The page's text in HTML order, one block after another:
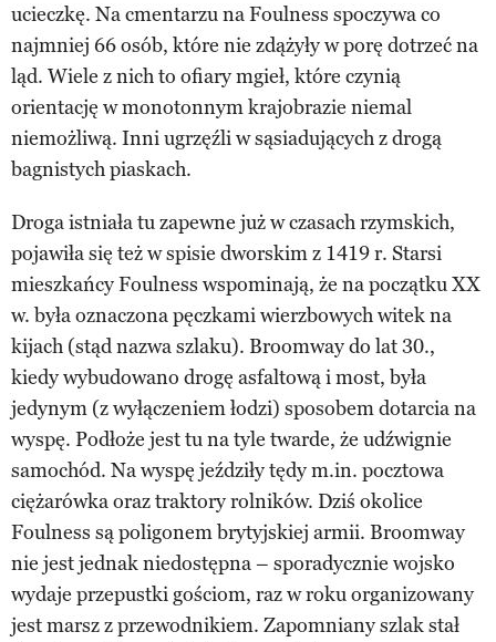
ucieczkę. Na cmentarzu na Foulness spoczywa co
najmniej 66 osób, które nie zdążyły w porę dotrzeć na
ląd. Wiele z nich to ofiary mgieł, które czynią
orientację w monotonnym krajobrazie niemal
niemożliwą. Inni ugrzęźli w sąsiadujących z drogą
bagnistych piaskach.
Droga istniała tu zapewne już w czasach rzymskich,
pojawiła się też w spisie dworskim z 1419 r. Starsi
mieszkańcy Foulness wspominają, że na początku XX
w. była oznaczona pęczkami wierzbowych witek na
kijach (stąd nazwa szlaku). Broomway do lat 30.,
kiedy wybudowano drogę asfaltową i most, była
jedynym (z wyłączeniem łodzi) sposobem dotarcia na
wyspę. Podłoże jest tu na tyle twarde, że udźwignie
samochód. Na wyspę jeździły tędy m.in. pocztowa
ciężarówka oraz traktory rolników. Dziś okolice
Foulness są poligonem brytyjskiej armii. Broomway
nie jest jednak niedostępna – sporadycznie wojsko
wydaje przepustki gościom, raz w roku organizowany
jest marsz z przewodnikiem. Zapomniany szlak stał